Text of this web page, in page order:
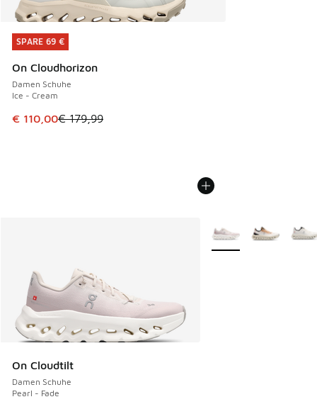
SPARE 69 €
On Cloudhorizon
Damen Schuhe
Ice - Cream
Dieser Artikel ist im Sale. Der Preis ist von € 179,99 auf €
€ 110,00€ 179,99
SPARE 69 €
On Cloudtilt
Damen Schuhe
Pearl - Fade
Weitere Farben